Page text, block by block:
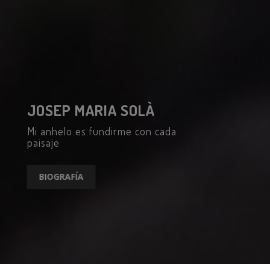
JOSEP MARIA SOLÀ
Mi anhelo es fundirme con cada
paisaje
BIOGRAFÍA